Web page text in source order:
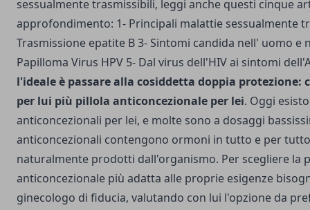
sessualmente trasmissibili, leggi anche questi cinque
approfondimento: 1- Principali malattie sessualmente
Trasmissione epatite B3- Sintomi candida nell' uomo e
Papilloma Virus HPV 5- Dal virus dell'HIV ai sintomi
l'ideale è passare alla cosiddetta doppia protezione:
per lui più pillola anticoncezionale per lei. Oggi
anticoncezionali per lei, e molte sono a dosaggi
anticoncezionali contengono ormoni in tutto e per
naturalmente prodotti dall'organismo. Per scegliere la
anticoncezionale più adatta alle proprie esigenze
ginecologo di fiducia, valutando con lui l'opzione da